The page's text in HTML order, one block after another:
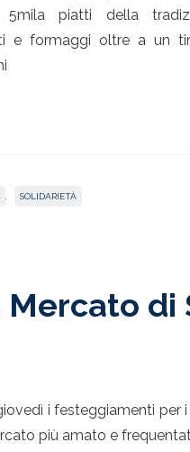
5mila piatti della
e formaggi oltre a un
SOLIDARIETÀ
di
i festeggiamenti per
più amato e